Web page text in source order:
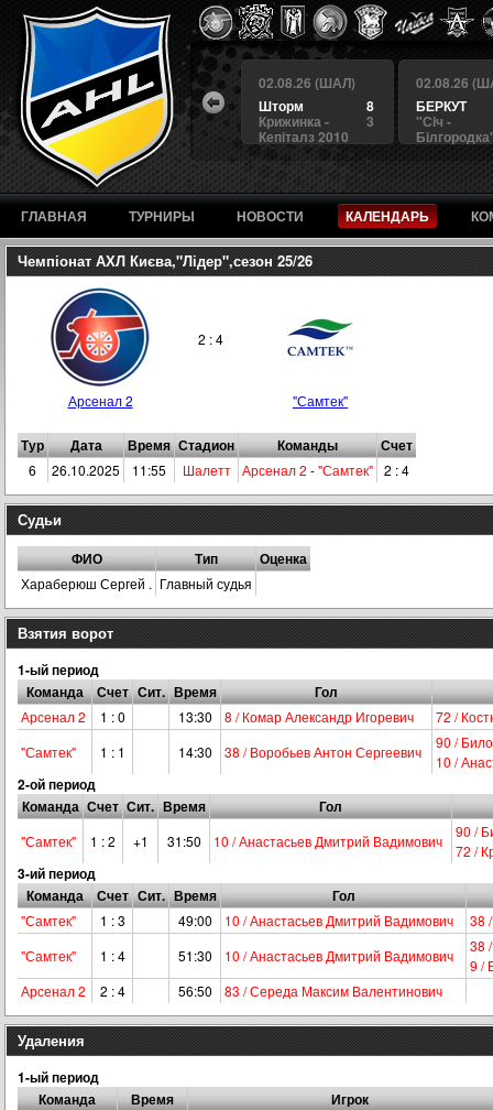
7
3
02.08.26 (ШАЛ)
7
Альянс
1
Арсенал 2
02.08.26 (ШАЛ)
8
Шторм
3
Крижинка -
Кепіталз 2010
02.08.26
БЕРКУТ
"Сiч -
ГЛАВНАЯ ТУРНИРЫ НОВОСТИ КАЛЕНДАРЬ
Чемпіонат АХЛ Києва,"Лідер",сезон 25/26
2 : 4
Арсенал 2 "Самтек"
Тур Дата Время Стадион Команды Счет
6 26.10.2025 11:55 Шалетт Арсенал 2 -"Самтек" 2 : 4
Судьи
ФИО Тип Оценка
Хараберюш Сергей . Главный судья
Взятия ворот
1-ый период
Команда
Счет Сит. Время Гол
Арсенал 2 1 : 0 13:30 8 / Комар Александр Игоревич
72 /
"Самтек"
1 : 1 14:30 38 / Воробьев Антон Сергеевич
90 /
10 /
2-ой период
Команда Счет Сит. Время Гол
"Самтек" 1 : 2 +1 31:50 10 / Анастасьев Дмитрий Вадимович
90 /
72 /
3-ий период
Команда
Счет Сит. Время Гол
"Самтек" 1 : 3 49:00 10 / Анастасьев Дмитрий Вадимович
38
"Самтек"
1 : 4 51:30 10 / Анастасьев Дмитрий Вадимович
38
9 /
Арсенал 2
2 : 4 56:50 83 / Середа Максим Валентинович
Удаления
1-ый период
Команда
Время Игрок